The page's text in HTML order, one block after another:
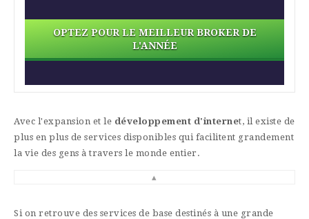
OPTEZ POUR LE MEILLEUR BROKER DE
L'ANNÉE
Avec l'expansion et le développement d'internet, il existe de
plus en plus de services disponibles qui facilitent grandement
la vie des gens à travers le monde entier.
▴
Si on retrouve des services de base destinés à une grande